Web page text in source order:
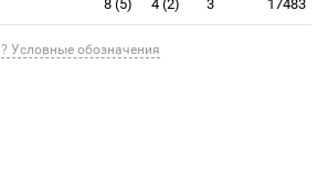
8 (5) 4 (2) 3 17483
? Условные обозначения